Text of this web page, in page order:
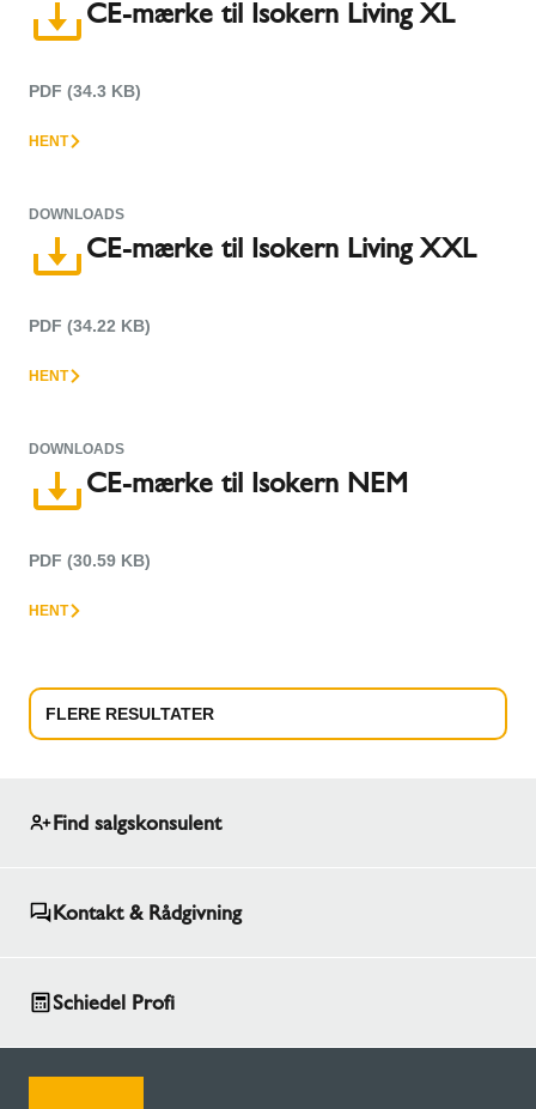
CE-mærke til Isokern Living XL
PDF (34.3 KB)
HENT
DOWNLOADS
CE-mærke til Isokern Living XXL
PDF (34.22 KB)
HENT
DOWNLOADS
CE-mærke til Isokern NEM
PDF (30.59 KB)
HENT
FLERE RESULTATER
Find salgskonsulent
Kontakt & Rådgivning
Schiedel Profi